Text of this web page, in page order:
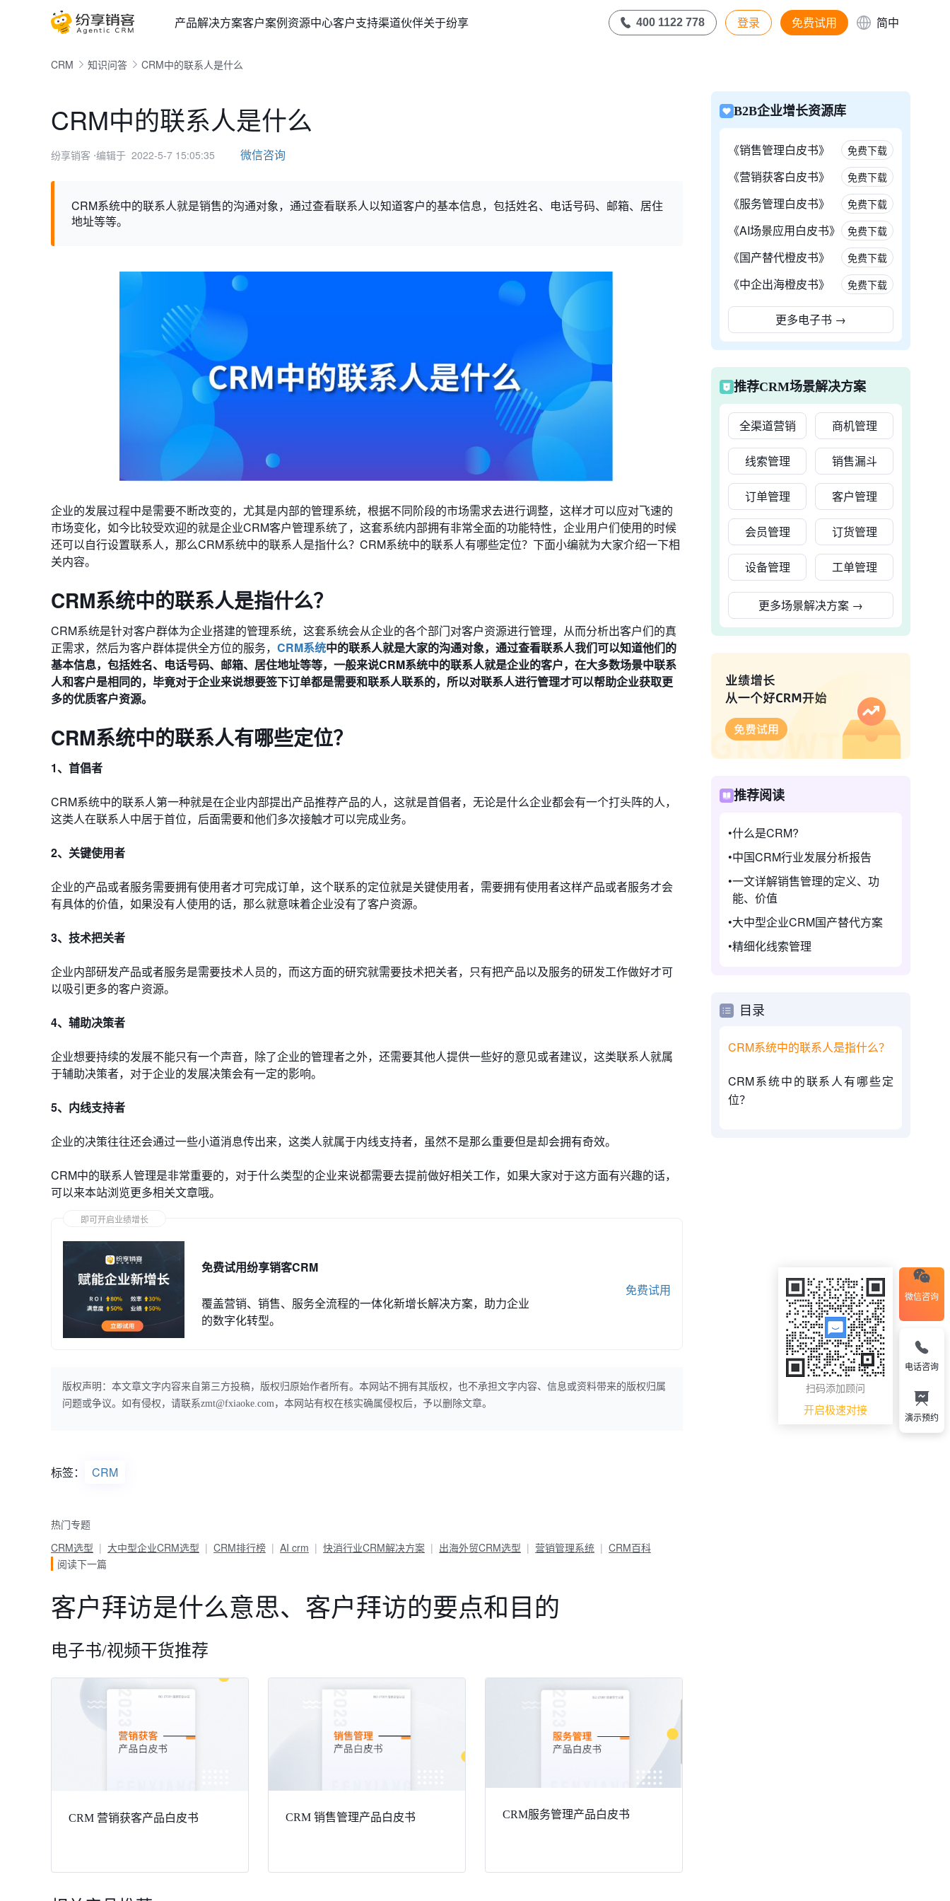
产品解决方案客户案例资源中心客户支持渠道伙伴关于纷享 400 1122 778 登录 免费试用 简中
CRM 知识问答 CRM中的联系人是什么
CRM中的联系人是什么
纷享销客 ⋅编辑于 2022-5-7 15:05:35 微信咨询
CRM系统中的联系人就是销售的沟通对象，通过查看联系人以知道客户的基本信息，包括姓名、电话号码、邮箱、居住
地址等等。
企业的发展过程中是需要不断改变的，尤其是内部的管理系统，根据不同阶段的市场需求去进行调整，这样才可以应对飞速的
市场变化，如今比较受欢迎的就是企业CRM客户管理系统了，这套系统内部拥有非常全面的功能特性，企业用户们使用的时候
还可以自行设置联系人，那么CRM系统中的联系人是指什么？CRM系统中的联系人有哪些定位？下面小编就为大家介绍一下相
关内容。
CRM系统中的联系人是指什么？
CRM系统是针对客户群体为企业搭建的管理系统，这套系统会从企业的各个部门对客户资源进行管理，从而分析出客户们的真
正需求，然后为客户群体提供全方位的服务， CRM系统中的联系人就是大家的沟通对象，通过查看联系人我们可以知道他们的
基本信息，包括姓名、电话号码、邮箱、居住地址等等，一般来说CRM系统中的联系人就是企业的客户，在大多数场景中联系
人和客户是相同的，毕竟对于企业来说想要签下订单都是需要和联系人联系的，所以对联系人进行管理才可以帮助企业获取更
多的优质客户资源。
CRM系统中的联系人有哪些定位？
1、首倡者
CRM系统中的联系人第一种就是在企业内部提出产品推荐产品的人，这就是首倡者，无论是什么企业都会有一个打头阵的人，
这类人在联系人中居于首位，后面需要和他们多次接触才可以完成业务。
2、关键使用者
企业的产品或者服务需要拥有使用者才可完成订单，这个联系的定位就是关键使用者，需要拥有使用者这样产品或者服务才会
有具体的价值，如果没有人使用的话，那么就意味着企业没有了客户资源。
3、技术把关者
企业内部研发产品或者服务是需要技术人员的，而这方面的研究就需要技术把关者，只有把产品以及服务的研发工作做好才可
以吸引更多的客户资源。
4、辅助决策者
企业想要持续的发展不能只有一个声音，除了企业的管理者之外，还需要其他人提供一些好的意见或者建议，这类联系人就属
于辅助决策者，对于企业的发展决策会有一定的影响。
5、内线支持者
企业的决策往往还会通过一些小道消息传出来，这类人就属于内线支持者，虽然不是那么重要但是却会拥有奇效。
CRM中的联系人管理是非常重要的，对于什么类型的企业来说都需要去提前做好相关工作，如果大家对于这方面有兴趣的话，
可以来本站浏览更多相关文章哦。
即可开启业绩增长
免费试用纷享销客CRM
覆盖营销、销售、服务全流程的一体化新增长解决方案，助力企业
的数字化转型。
免费试用
版权声明：本文章文字内容来自第三方投稿，版权归原始作者所有。本网站不拥有其版权，也不承担文字内容、信息或资料带来的版权归属
问题或争议。如有侵权，请联系zmt@fxiaoke.com，本网站有权在核实确属侵权后，予以删除文章。
标签： CRM
热门专题
CRM选型
大中型企业CRM选型 CRM排行榜 AI crm 快消行业CRM解决方案 出海外贸CRM选型 营销管理系统
CRM百科
阅读下一篇
客户拜访是什么意思、客户拜访的要点和目的
电子书/视频干货推荐
CRM 营销获客产品白皮书 CRM 销售管理产品白皮书 CRM服务管理产品白皮书
B2B企业增长资源库
《销售管理白皮书》 免费下载
《营销获客白皮书》 免费下载
《服务管理白皮书》 免费下载
《AI场景应用白皮书》 免费下载
《国产替代橙皮书》 免费下载
《中企出海橙皮书》 免费下载
更多电子书 →
推荐CRM场景解决方案
全渠道营销 商机管理
线索管理 销售漏斗
订单管理 客户管理
会员管理 订货管理
设备管理 工单管理
更多场景解决方案 →
推荐阅读
什么是CRM?
中国CRM行业发展分析报告
一文详解销售管理的定义、功
能、价值
大中型企业CRM国产替代方案
精细化线索管理
目录
CRM系统中的联系人是指什么？
CRM系统中的联系人有哪些定
位？
微信咨询
扫码添加顾问
开启极速对接
电话咨询
演示预约